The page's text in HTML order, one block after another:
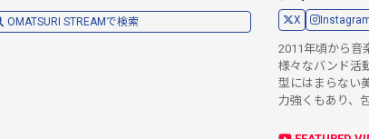
OMATSURI STREAMで検索 X
2011年頃から音
様々なバンド活
型にはまらない
力強くもあり、